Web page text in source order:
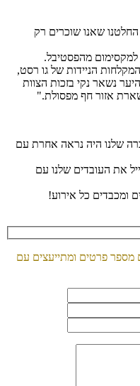
שאנו שוכרים רק
מהפסטיבל.
הניידות של גו רסט,
נשאר נקי בזכות הצוות
אזור חף מפסולת."
שלנו היה נראה אחרת עם
את העובדים שלנו עם
ומכבדים כל אירוע!
מספר פרטים ומתייעצים עם